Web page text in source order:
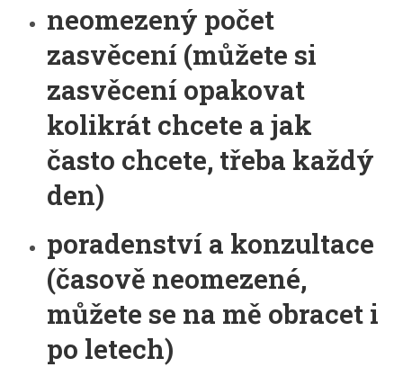
neomezený počet
zasvěcení (můžete si
zasvěcení opakovat
kolikrát chcete a jak
často chcete, třeba každý
den)
poradenství a konzultace
(časově neomezené,
můžete se na mě obracet i
po letech)